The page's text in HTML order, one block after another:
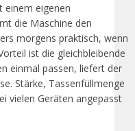
einem eigenen
die Maschine den
morgens praktisch, wenn
ist die gleichbleibende
einmal passen, liefert der
Stärke, Tassenfüllmenge
vielen Geräten angepasst